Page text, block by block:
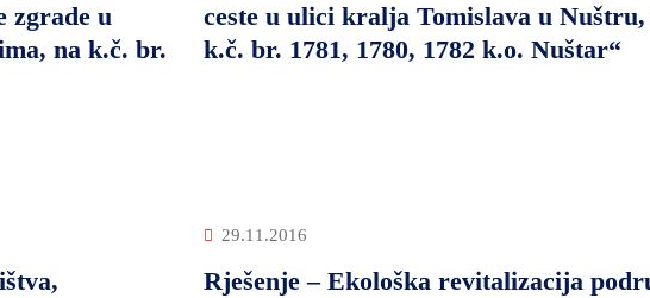
zgrade u
na k.č. br.
ceste u ulici kralja Tomislava u Nuštru,
k.č. br. 1781, 1780, 1782 k.o. Nuštar“
29.11.2016
Rješenje – Ekološka revitalizacija